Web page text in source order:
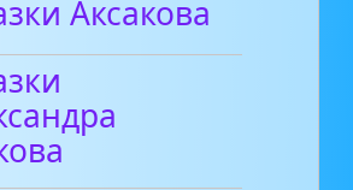
Аксакова